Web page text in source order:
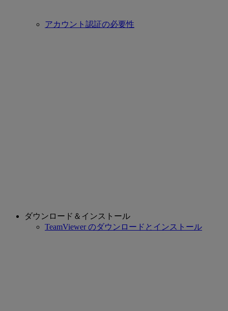
アカウント認証の必要性
ダウンロード＆インストール
TeamViewer のダウンロードとインストール